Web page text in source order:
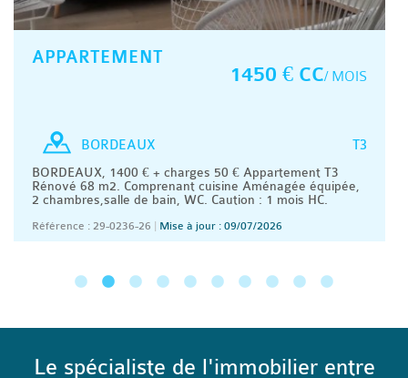
APPARTEMENT
1450 € CC/ MOIS
T3
BORDEAUX
BORDEAUX, 1400 € + charges 50 € Appartement T3
Rénové 68 m2. Comprenant cuisine Aménagée équipée,
2 chambres,salle de bain, WC. Caution : 1 mois HC.
Référence : 29-0236-26 Mise à jour : 09/07/2026
Le spécialiste de l'immobilier entre